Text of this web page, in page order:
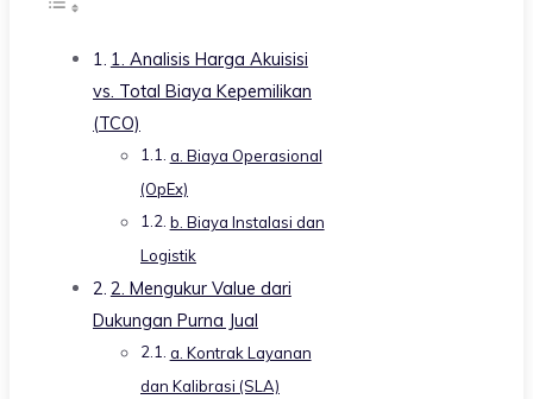
1. Analisis Harga Akuisisi
vs. Total Biaya Kepemilikan
(TCO)
a. Biaya Operasional
(OpEx)
b. Biaya Instalasi dan
Logistik
2. Mengukur Value dari
Dukungan Purna Jual
a. Kontrak Layanan
dan Kalibrasi (SLA)